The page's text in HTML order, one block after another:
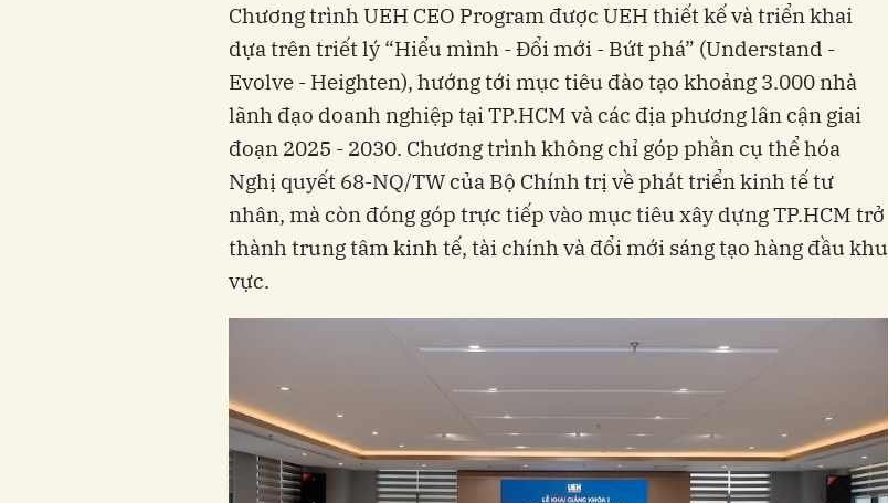
Chương trình UEH CEO Program được UEH thiết kế và triển khai
dựa trên triết lý “Hiểu mình - Đổi mới - Bứt phá” (Understand -
Evolve - Heighten), hướng tới mục tiêu đào tạo khoảng 3.000 nhà
lãnh đạo doanh nghiệp tại TP.HCM và các địa phương lân cận giai
đoạn 2025 - 2030. Chương trình không chỉ góp phần cụ thể hóa
Nghị quyết 68-NQ/TW của Bộ Chính trị về phát triển kinh tế tư
nhân, mà còn đóng góp trực tiếp vào mục tiêu xây dựng TP.HCM trở
thành trung tâm kinh tế, tài chính và đổi mới sáng tạo hàng đầu khu
vực.